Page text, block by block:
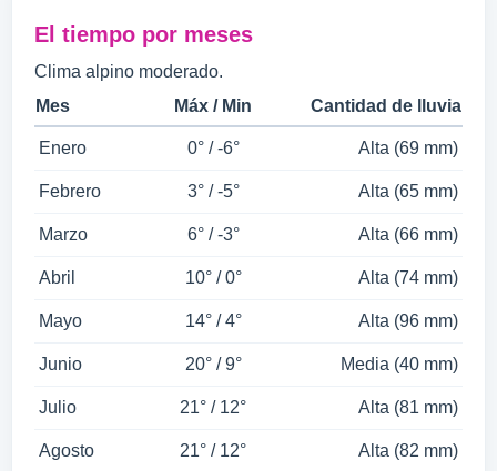
El tiempo por meses
Clima alpino moderado.
Mes
Máx / Min Cantidad de lluvia
Enero 0° / -6° Alta (69 mm)
Febrero 3° / -5° Alta (65 mm)
Marzo 6° / -3° Alta (66 mm)
Abril 10° / 0° Alta (74 mm)
Mayo 14° / 4° Alta (96 mm)
Junio 20° / 9° Media (40 mm)
Julio 21° / 12° Alta (81 mm)
Agosto 21° / 12° Alta (82 mm)